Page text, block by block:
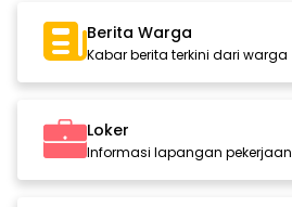
Berita Warga
Kabar berita terkini dari warga
Loker
Informasi lapangan pekerjaan